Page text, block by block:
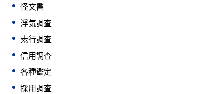
怪文書
浮気調査
素行調査
信用調査
各種鑑定
採用調査